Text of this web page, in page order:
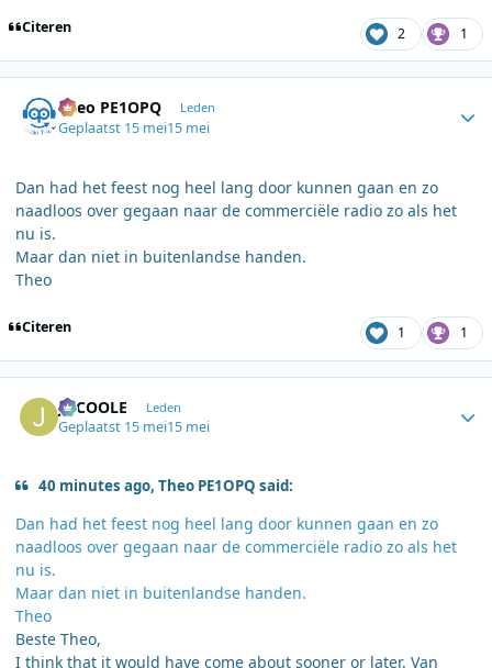
Citeren 2 1
Theo PE1OPQ Leden
Geplaatst 15 mei15 mei
Dan had het feest nog heel lang door kunnen gaan en zo
naadloos over gegaan naar de commerciële radio zo als het
nu is.
Maar dan niet in buitenlandse handen.
Theo
Citeren 1 1
JOCOOLE Leden
Geplaatst 15 mei15 mei
40 minutes ago, Theo PE1OPQ said:
Dan had het feest nog heel lang door kunnen gaan en zo
naadloos over gegaan naar de commerciële radio zo als het
nu is.
Maar dan niet in buitenlandse handen.
Theo
Beste Theo,
I think that it would have come about sooner or later. Van